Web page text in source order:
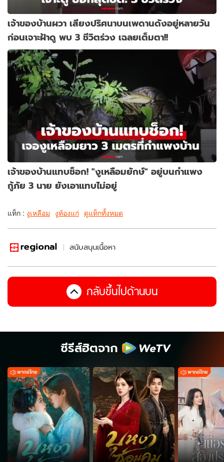
เจ้าของบ้านผวา เสียงปริศนาบนเพดานดังอยู่หลายวัน
ก่อนเจาะฝ้าดู พบ 3 ชีวิตร่วง เฉลยเต็มตา!!
เจ้าของบ้านแทบช็อก! "งูเหลือมยักษ์" อยู่บนกำแพง
กู้ภัย 3 นาย ยังเอาแทบไม่อยู่
แท็ก : งูเหลือม งูท้องแก่ ดูแท็กทั้งหมด
สนับสนุนเนื้อหา
กลับขึ้นไปด้านบน
ซีรีส์ฮิตจาก